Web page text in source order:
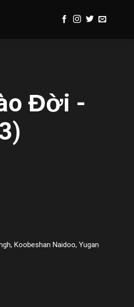
Đời -
Koobeshan Naidoo, Yugan